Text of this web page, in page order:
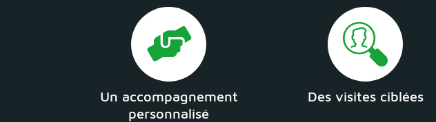
Un accompagnement
personnalisé
Des visites ciblées